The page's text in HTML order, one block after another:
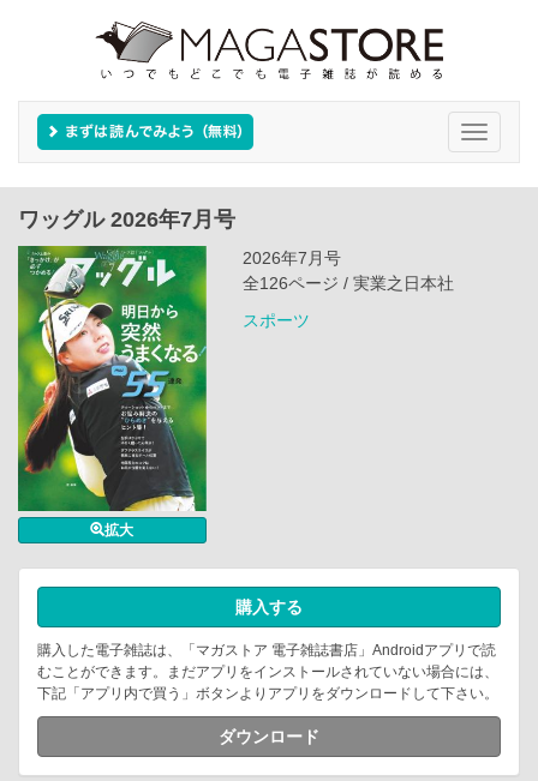
Toggle
ワッグル 2026年7月号
拡大
2026年7月号
全126ページ / 実業之日本社
スポーツ
購入する
購入した電子雑誌は、「マガストア 電子雑誌書店」Androidアプリで読
むことができます。まだアプリをインストールされていない場合には、
下記「アプリ内で買う」ボタンよりアプリをダウンロードして下さい。
ダウンロード